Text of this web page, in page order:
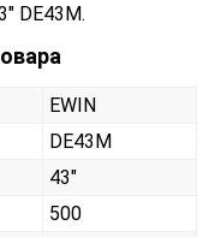
DE43M.
EWIN
DE43M
43"
500